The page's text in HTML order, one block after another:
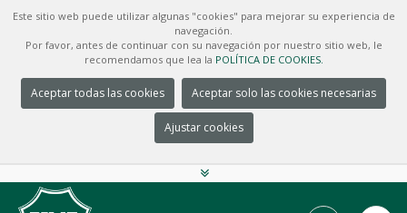
Este sitio web puede utilizar algunas "cookies" para mejorar su experiencia de
navegación.
Por favor, antes de continuar con su navegación por nuestro sitio web, le
recomendamos que lea la POLÍTICA DE COOKIES.
Aceptar todas las cookies Aceptar solo las cookies necesarias
Ajustar cookies